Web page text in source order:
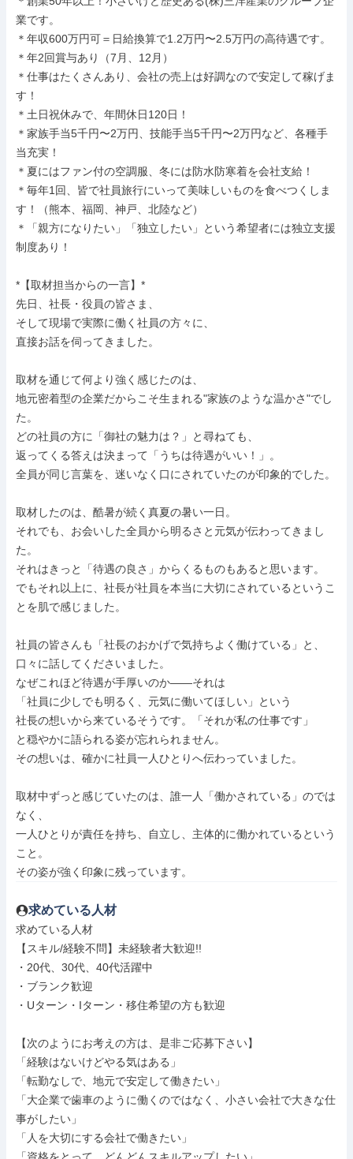
業です。
＊年収600万円可＝日給換算で1.2万円〜2.5万円の高待遇です。
＊年2回賞与あり（7月、12月）
＊仕事はたくさんあり、会社の売上は好調なので安定して稼げま
す！
＊土日祝休みで、年間休日120日！
＊家族手当5千円〜2万円、技能手当5千円〜2万円など、各種手
当充実！
＊夏にはファン付の空調服、冬には防水防寒着を会社支給！
＊毎年1回、皆で社員旅行にいって美味しいものを食べつくしま
す！（熊本、福岡、神戸、北陸など）
＊「親方になりたい」「独立したい」という希望者には独立支援
制度あり！
*【取材担当からの一言】*
先日、社長・役員の皆さま、
そして現場で実際に働く社員の方々に、
直接お話を伺ってきました。
取材を通じて何より強く感じたのは、
地元密着型の企業だからこそ生まれる"家族のような温かさ"でし
た。
どの社員の方に「御社の魅力は？」と尋ねても、
返ってくる答えは決まって「うちは待遇がいい！」。
全員が同じ言葉を、迷いなく口にされていたのが印象的でした。
取材したのは、酷暑が続く真夏の暑い一日。
それでも、お会いした全員から明るさと元気が伝わってきまし
た。
それはきっと「待遇の良さ」からくるものもあると思います。
でもそれ以上に、社長が社員を本当に大切にされているというこ
とを肌で感じました。
社員の皆さんも「社長のおかげで気持ちよく働けている」と、
口々に話してくださいました。
なぜこれほど待遇が手厚いのか——それは
「社員に少しでも明るく、元気に働いてほしい」という
社長の想いから来ているそうです。「それが私の仕事です」
と穏やかに語られる姿が忘れられません。
その想いは、確かに社員一人ひとりへ伝わっていました。
取材中ずっと感じていたのは、誰一人「働かされている」のでは
なく、
一人ひとりが責任を持ち、自立し、主体的に働かれているという
こと。
その姿が強く印象に残っています。
求めている人材
求めている人材
【スキル/経験不問】未経験者大歓迎!!
・20代、30代、40代活躍中
・ブランク歓迎
・Uターン・Iターン・移住希望の方も歓迎
【次のようにお考えの方は、是非ご応募下さい】
「経験はないけどやる気はある」
「転勤なしで、地元で安定して働きたい」
「大企業で歯車のように働くのではなく、小さい会社で大きな仕
事がしたい」
「人を大切にする会社で働きたい」